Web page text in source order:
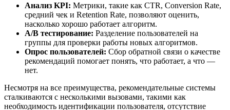
Анализ KPI: Метрики, такие как CTR, Conversion Rate,
средний чек и Retention Rate, позволяют оценить,
насколько хорошо работает алгоритм.
A/B тестирование: Разделение пользователей на
группы для проверки работы новых алгоритмов.
Опрос пользователей: Сбор обратной связи о качестве
рекомендаций помогает понять, что работает, а что —
нет.
Несмотря на все преимущества, рекомендательные системы
сталкиваются с несколькими вызовами, такими как
необходимость идентификации пользователя, отсутствие